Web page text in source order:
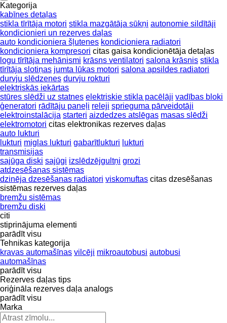
Kategorija
kabīnes detaļas
stikla tīrītāja motori stikla mazgātāja sūkņi autonomie sildītāji
kondicionieri un rezerves daļas
auto kondicioniera šļutenes kondicioniera radiatori
kondicioniera kompresori citas gaisa kondicionētāja detaļas
logu tīrītāja mehānismi krāsns ventilatori salona krāsnis stikla
tīrītāja slotiņas jumta lūkas motori salona apsildes radiatori
durvju slēdzenes durvju rokturi
elektriskās iekārtas
stūres slēdži uz statnes elektriskie stikla pacēlāji vadības bloki
ģeneratori rādītāju paneļi releji sprieguma pārveidotāji
elektroinstalācija starteri aizdedzes atslēgas masas slēdži
elektromotori citas elektronikas rezerves daļas
auto lukturi
lukturi miglas lukturi gabarītlukturi lukturi
transmisijas
sajūga diski sajūgi izslēdzējgultņi grozi
atdzesēšanas sistēmas
dzinēja dzesēšanas radiatori viskomuftas citas dzesēšanas
sistēmas rezerves daļas
bremžu sistēmas
bremžu diski
citi
stiprinājuma elementi
parādīt visu
Tehnikas kategorija
kravas automašīnas vilcēji mikroautobusi autobusi
automašīnas
parādīt visu
Rezerves daļas tips
oriģināla rezerves daļa analogs
parādīt visu
Marka